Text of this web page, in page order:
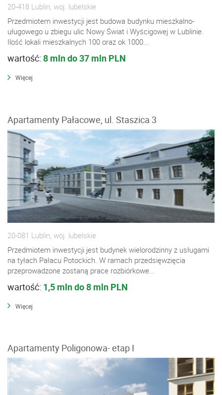
20-418 Lublin, woj. lubelskie
Przedmiotem inwestycji jest budowa budynku mieszkalno-
uługowego u zbiegu ulic Nowy Świat i Wyścigowej w Lublinie.
Ilość lokali mieszkalnych 100 oraz ok 1000...
wartość: 8 mln do 37 mln PLN
Więcej
Apartamenty Pałacowe, ul. Staszica 3
20-081 Lublin, woj. lubelskie
Przedmiotem inwestycji jest budynek wielorodzinny z usługami
na tyłach Pałacu Potockich. W ramach przedsięwzięcia
przeprowadzone zostaną prace rozbiórkowe...
wartość: 1,5 mln do 8 mln PLN
Więcej
Apartamenty Poligonowa- etap I